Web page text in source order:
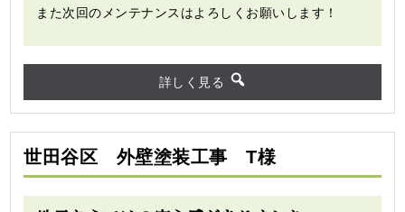
また次回のメンテナンスはよろしくお願いします！
詳しく見る
世田谷区 外壁塗装工事 T様